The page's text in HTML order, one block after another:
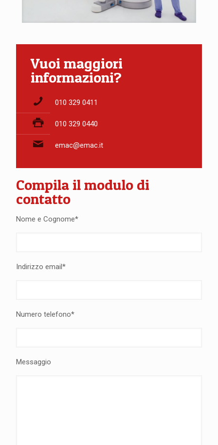
Vuoi maggiori
informazioni?
010 329 0411
010 329 0440
emac@emac.it
Compila il modulo di
contatto
Nome e Cognome*
Indirizzo email*
Numero telefono*
Messaggio